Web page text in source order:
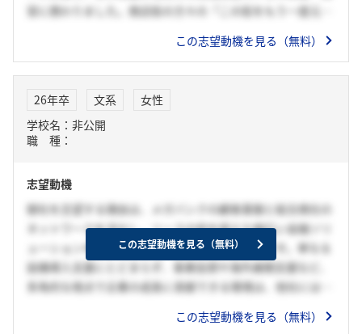
営に携わりました。商店街の方々の「この街をもう一度元気
ことに大きなやりがいを感じました。この経験から、人々や
顧客基盤と、商社グループならではの産業知見・ネットワー
クを活かし、資金提供にとどまらない多角的なソリューショ
ンで企業や社会を支援しています。挑戦を支えるという自ら
望として志望いたします。
この志望動機を見る（無料）
26年卒 文系
女性
学校名：非公開
職 種：
志望動機
御社を志望する理由は、メガバンクの顧客基盤と総合商社の
ネットワークを活かし、リースの枠を超えた幅広い金融ソリ
ューションを提供できる点に魅力を感じたからです。単なる
設備導入支援にとどまらず、事業投資や海外展開支援など、
多角的な視点で企業の成長に貢献できる環境は、他社にはな
軟かつ戦略的に提案できる環境で、自らの視野を広げなが
この志望動機を見る（無料）
この志望動機を見る（無料）